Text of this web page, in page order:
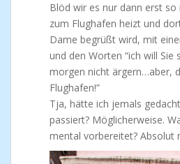
Blöd wir es nur dann erst
zum Flughafen heizt und
Dame begrüßt wird, mit
und den Worten “ich will Sie
morgen nicht ärgern…aber,
Flughafen!”
Tja, hätte ich jemals
passiert? Möglicherweise.
mental vorbereitet? Absolut